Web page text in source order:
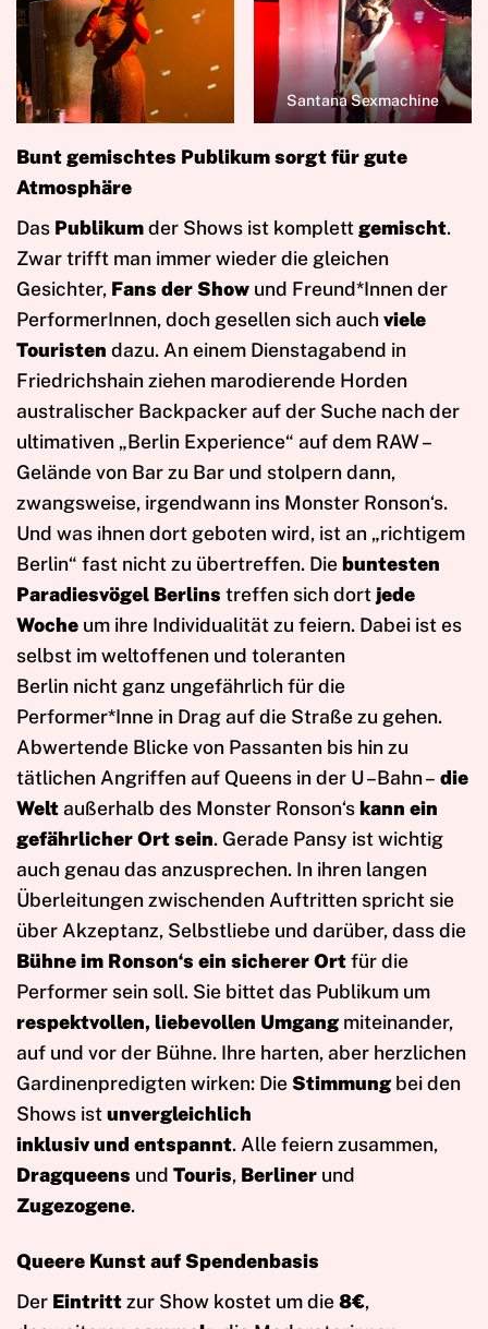
Santana Sexmachine
Bunt gemischtes Publikum sorgt für gute
Atmosphäre
Das Publikumder Shows ist komplettgemischt.
Zwar trifft man immer wieder die gleichen
Gesichter, Fans der Show und Freund*Innen der
PerformerInnen, doch gesellen sich auch viele
Touristen dazu. An einem Dienstagabend in
Friedrichshain ziehen marodierende Horden
australischer Backpacker auf der Suche nach der
ultimativen „Berlin Experience“ auf dem RAW –
Gelände von Bar zu Bar und stolpern dann,
zwangsweise, irgendwann ins Monster Ronson‘s.
Und was ihnen dort geboten wird, ist an „richtigem
Berlin“ fast nicht zu übertreffen. Diebuntesten
Paradiesvögel Berlins treffen sich dort jede
Woche um ihre Individualität zu feiern. Dabei ist es
selbst im weltoffenen und toleranten
Berlin nicht ganz ungefährlich für die
Performer*Inne in Drag auf die Straße zu gehen.
Abwertende Blicke von Passanten bis hin zu
tätlichen Angriffen auf Queens in der U –Bahn – die
Weltaußerhalb des Monster Ronson‘skann ein
gefährlicher Ort sein. Gerade Pansy ist wichtig
auch genau das anzusprechen. In ihren langen
Überleitungen zwischenden Auftritten spricht sie
über Akzeptanz, Selbstliebe und darüber, dass die
Bühne im Ronson‘s ein sicherer Ortfür die
Performer sein soll. Sie bittet das Publikum um
respektvollen, liebevollen Umgang miteinander,
auf und vor der Bühne. Ihre harten, aber herzlichen
Gardinenpredigten wirken: DieStimmung bei den
Shows istunvergleichlich
inklusiv und entspannt. Alle feiern zusammen,
Dragqueens und Touris, Berliner und
Zugezogene.
Queere Kunst auf Spendenbasis
Der Eintrittzur Show kostet um die8€,